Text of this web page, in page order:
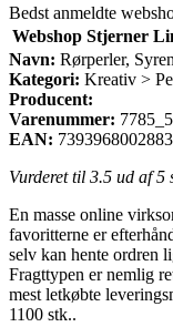
Bedst anmeldte
Webshop Stjerner
Navn: Rørperler,
Kategori: Kreativ >
Producent:
Varenummer:
EAN: 7393968002883
Vurderet til 3.5 ud af 5
En masse online
favoritterne er
selv kan hente ordren
Fragttypen er nemlig
mest letkøbte
1100 stk..